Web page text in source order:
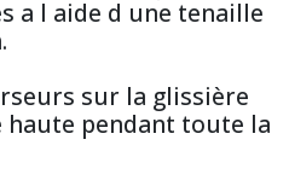
a l aide d une tenaille
sur la glissière
pendant toute la